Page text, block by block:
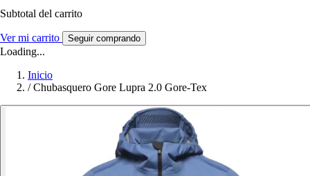
Subtotal del carrito
Ver mi carrito Seguir comprando
Loading...
Inicio
/ Chubasquero Gore Lupra 2.0 Gore-Tex